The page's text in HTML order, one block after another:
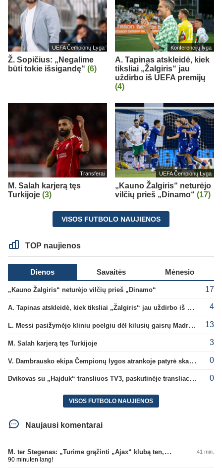
UEFA Čempionų Lyga
Ž. Sopičius: „Negalime
būti tokie išsigandę“ (6)
Konferencijų lyga
A. Tapinas atskleidė, kiek
tiksliai „Žalgiris“ jau
uždirbo iš UEFA premijų
(4)
Transferai
M. Salah karjerą tęs
Turkijoje (3)
UEFA Čempionų Lyga
„Kauno Žalgiris“ neturėjo
vilčių prieš „Dinamo“ (17)
VISOS FUTBOLO NAUJIENOS
TOP naujienos
Dienos Savaitės Mėnesio
„Kauno Žalgiris“ neturėjo vilčių prieš „Dinamo“ 17
A. Tapinas atskleidė, kiek tiksliai „Žalgiris“ jau uždirbo iš UEFA premijų 4
L. Messi pasižymėjo kliniu poelgiu dėl kilusių gaisrų Madride 13
M. Salah karjerą tęs Turkijoje 3
V. Dambrausko ekipa Čempionų lygos atrankoje patyrė skaudžią nesėkmę 0
Dvikovas su „Hajduk“ transliuos TV3, paskutinėje transliacijoje – nauji rekordai 0
VISOS FUTBOLO NAUJIENOS
Naujausi komentarai
M. ter Stegenas: „Turime grąžinti „Ajax“ klubą ten, kur jam priklauso“ 41 min.
90 minuten lang!